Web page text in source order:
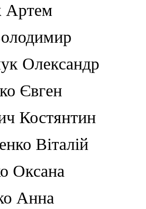
Артем
Олександр
Євген
Костянтин
Віталій
Оксана
Анна